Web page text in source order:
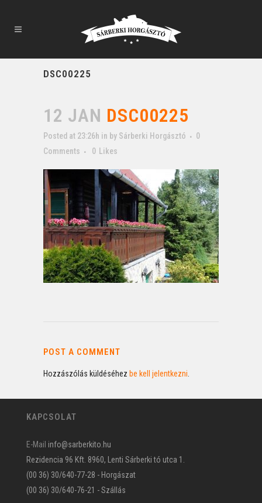
DSC00225
12 JAN DSC00225
Posted at 23:26h in by Sárberki Horgásztó
0
Comments
0 Likes
POST A COMMENT
Hozzászólás küldéséhez be kell jelentkezni
KAPCSOLAT
E-Mail info@sarberkito.hu
Rezidencia 96 Kft. 8960, Lenti Sárberki tó utca 1.
(00 36) 30/640-77-28 - Horgászat
(00 36) 30/640-76-21 - Szállás